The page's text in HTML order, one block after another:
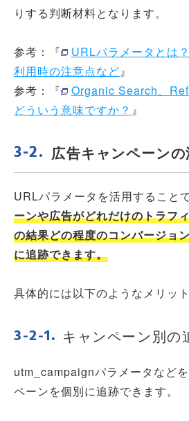
りする判断材料となります。
参考：『
URLパラメータとは
利用時の注意点など』
参考：『
Organic Search、
どういう意味ですか？ 』
広告キャンペーン
URLパラメータを活用することで
ーンや広告がどれだけのトラフ
の結果どの程度のコンバージョ
に追跡できます。
具体的には以下のようなメリッ
キャンペーン別の
utm_campaignパラメータなど
ペーンを個別に追跡できます。